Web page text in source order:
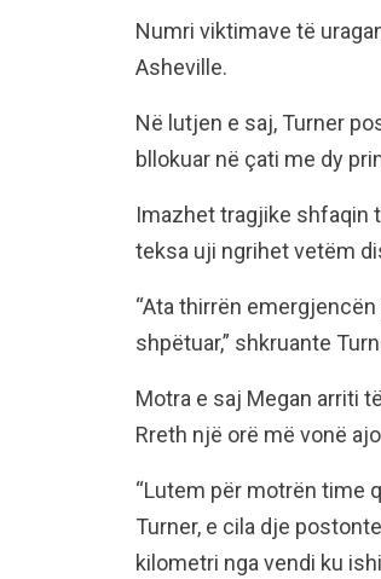
Numri viktimave të
Asheville.
Në lutjen e saj, Turner
bllokuar në çati me dy
Imazhet tragjike shfaqin
teksa uji ngrihet vetëm
“Ata thirrën
shpëtuar,” shkruante
Motra e saj Megan arriti
Rreth një orë më vonë
“Lutem për motrën time
Turner, e cila dje
kilometri nga vendi ku